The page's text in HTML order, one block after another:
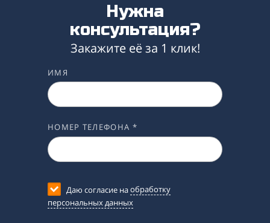
Нужна
консультация?
Закажите её за 1 клик!
ИМЯ
НОМЕР ТЕЛЕФОНА *
Даю согласие наобработку
персональных данных